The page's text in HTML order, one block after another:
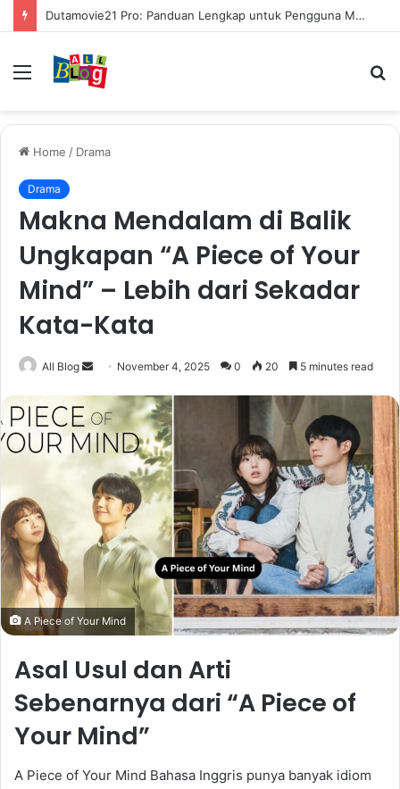
Dutamovie21 Pro: Panduan Lengkap untuk Pengguna Modern
Menu
Home / Drama
Drama
Makna Mendalam di Balik
Ungkapan “A Piece of Your
Mind” – Lebih dari Sekadar
Kata-Kata
All Blog
Send
email
November 4, 2025 0 20 5 minutes read
A Piece of Your Mind
Asal Usul dan Arti
Sebenarnya dari “A Piece of
Your Mind”
A Piece of Your Mind Bahasa Inggris punya banyak idiom